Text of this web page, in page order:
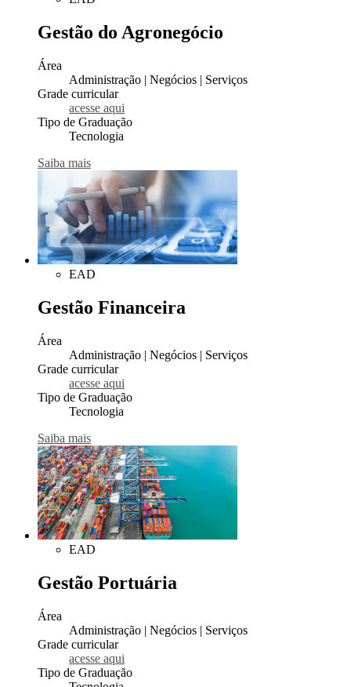
Gestão do Agronegócio
Área
Administração | Negócios | Serviços
Grade curricular
acesse aqui
Tipo de Graduação
Tecnologia
Saiba mais
EAD
Gestão Financeira
Área
Administração | Negócios | Serviços
Grade curricular
acesse aqui
Tipo de Graduação
Tecnologia
Saiba mais
EAD
Gestão Portuária
Área
Administração | Negócios | Serviços
Grade curricular
acesse aqui
Tipo de Graduação